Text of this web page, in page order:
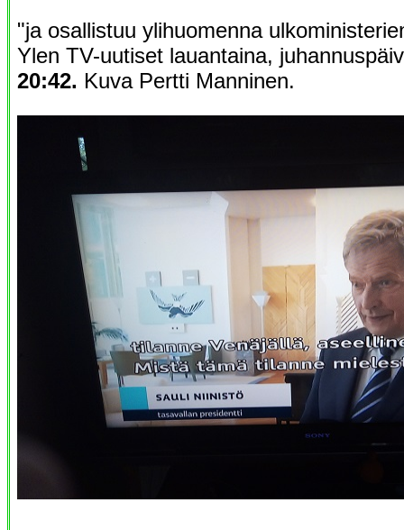
"ja osallistuu ylihuomenna
Ylen TV-uutiset lauantaina,
20:42. Kuva Pertti Manninen.